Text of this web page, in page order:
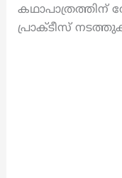
കഥാപാത്രത്തിന്
പ്രാക്ടീസ്